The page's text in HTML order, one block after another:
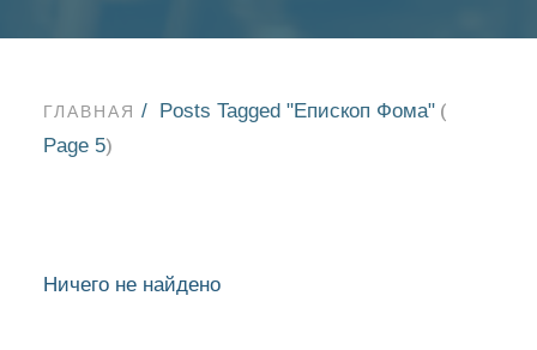
ГЛАВНАЯ Posts Tagged "Епископ Фома" (
Page 5)
Ничего не найдено